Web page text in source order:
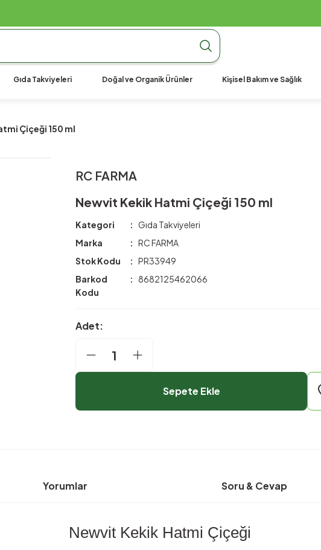
990 TL Üzeri Ücretsiz Kargo990 TL Üzeri Ücretsiz Kargo
Gıda Takviyeleri Doğal ve Organik Ürünler Kişisel Bakım ve Sağlık
Çiçeği 150 ml
RC FARMA
Newvit Kekik Hatmi Çiçeği 150 ml
Kategori
Gıda Takviyeleri
Marka
RC FARMA
Stok Kodu
PR33949
Barkod
Kodu
8682125462066
Adet:
Sepete Ekle
Yorumlar Soru & Cevap
Newvit Kekik Hatmi Çiçeği